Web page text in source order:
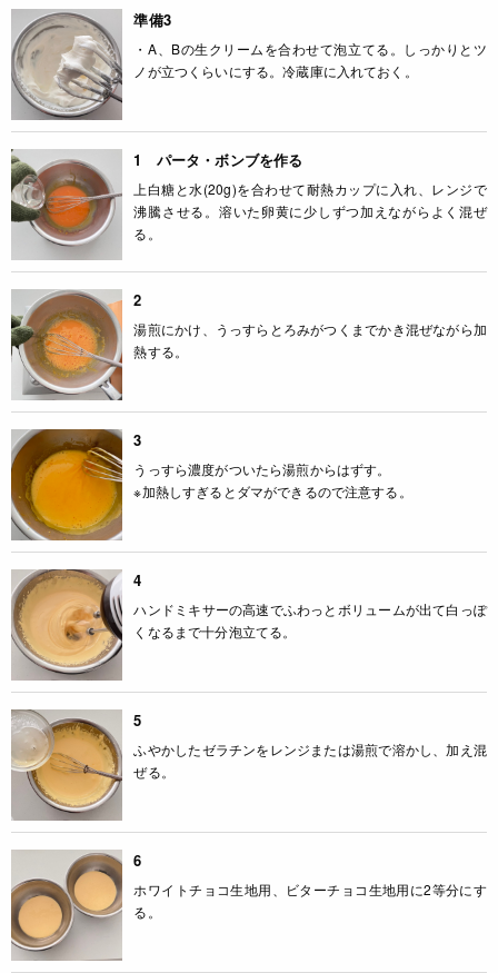
準備3
・A、Bの生クリームを合わせて泡立てる。しっかりとツ
ノが立つくらいにする。冷蔵庫に入れておく。
1 パータ・ボンブを作る
上白糖と水(20g)を合わせて耐熱カップに入れ、レンジで
沸騰させる。溶いた卵黄に少しずつ加えながらよく混ぜ
る。
2
湯煎にかけ、うっすらとろみがつくまでかき混ぜながら加
熱する。
3
うっすら濃度がついたら湯煎からはずす。
※加熱しすぎるとダマができるので注意する。
4
ハンドミキサーの高速でふわっとボリュームが出て白っぽ
くなるまで十分泡立てる。
5
ふやかしたゼラチンをレンジまたは湯煎で溶かし、加え混
ぜる。
6
ホワイトチョコ生地用、ビターチョコ生地用に2等分にす
る。